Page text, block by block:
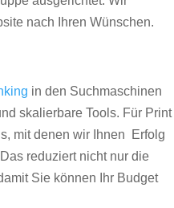
nach Ihren Wünschen.
in den Suchmaschinen
skalierbare Tools. Für Print
mit denen wir Ihnen Erfolg
reduziert nicht nur die
Sie können Ihr Budget